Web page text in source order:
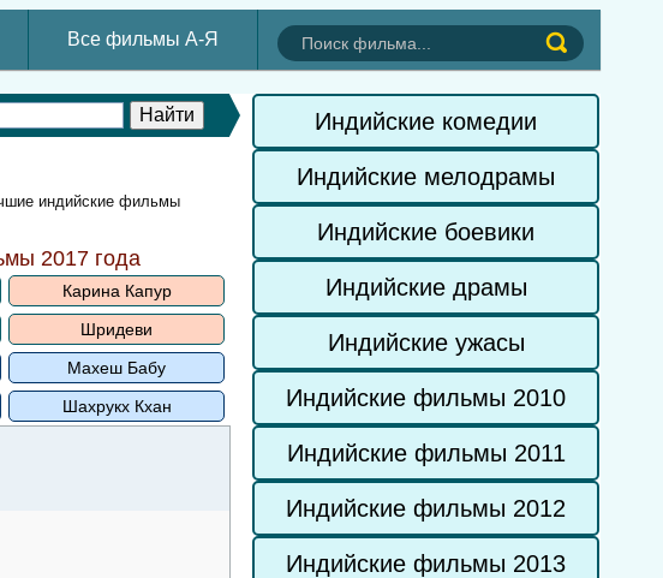
Все фильмы А-Я
индийские фильмы
2017 года
Карина Капур
Шридеви
Махеш Бабу
Шахрукх Кхан
Индийские комедии
Индийские мелодрамы
Индийские боевики
Индийские драмы
Индийские ужасы
Индийские фильмы 2010
Индийские фильмы 2011
Индийские фильмы 2012
Индийские фильмы 2013